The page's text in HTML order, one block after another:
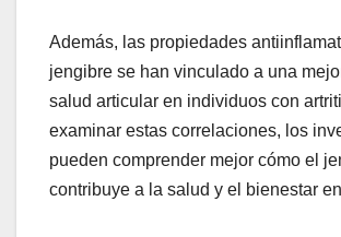
Además, las propiedades
jengibre se han vinculado a una
salud articular en individuos con
examinar estas correlaciones, los
pueden comprender mejor cómo el
contribuye a la salud y el bienestar